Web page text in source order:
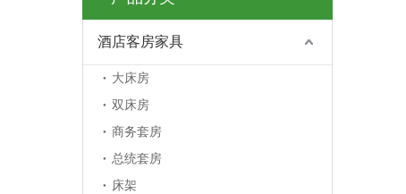
酒店客房家具
大床房
双床房
商务套房
总统套房
床架